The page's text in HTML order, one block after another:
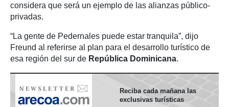
considera que será un ejemplo de las alianzas público-
privadas.
“La gente de Pedernales puede estar tranquila”, dijo
Freund al referirse al plan para el desarrollo turístico de
esa región del sur de República Dominicana.
Reciba cada mañana las
exclusivas turísticas